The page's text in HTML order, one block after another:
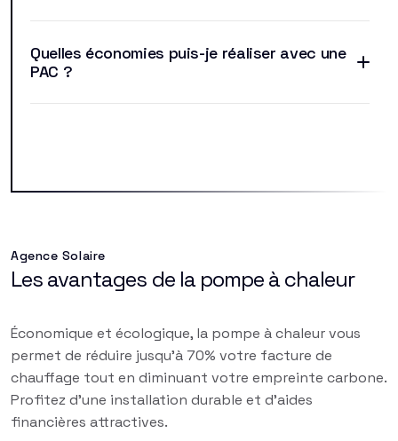
Quelles économies puis-je réaliser avec une
PAC ?
Agence Solaire
Les avantages de la pompe à chaleur
Économique et écologique, la pompe à chaleur vous
permet de réduire jusqu'à 70% votre facture de
chauffage tout en diminuant votre empreinte carbone.
Profitez d'une installation durable et d'aides
financières attractives.